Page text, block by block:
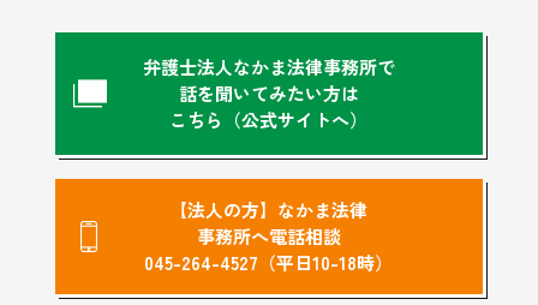
弁護士法人なかま法律事務所で
話を聞いてみたい方は
こちら（公式サイトへ）
【法人の方】なかま法律
事務所へ電話相談
045-264-4527（平日10-18時）